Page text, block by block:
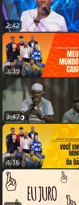
2:42
3:39
3:47
4:16